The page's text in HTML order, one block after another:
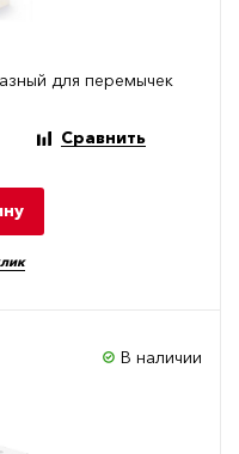
для перемычек
Сравнить
В наличии